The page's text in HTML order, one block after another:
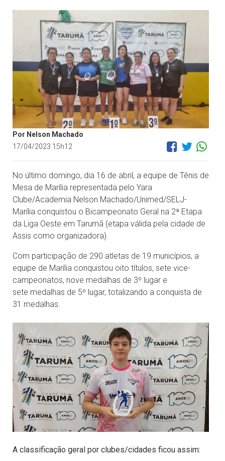
Por Nelson Machado
17/04/2023 15h12
No último domingo, dia 16 de abril, a equipe de Tênis de
Mesa de Marília representada pelo Yara
Clube/Academia Nelson Machado/Unimed/SELJ-
Marília conquistou o Bicampeonato Geral na 2ª Etapa
da Liga Oeste em Tarumã (etapa válida pela cidade de
Assis como organizadora).
Com participação de 290 atletas de 19 municípios, a
equipe de Marília conquistou oito títulos, sete vice-
campeonatos, nove medalhas de 3º lugar e
sete medalhas de 5º lugar, totalizando a conquista de
31 medalhas.
A classificação geral por clubes/cidades ficou assim: